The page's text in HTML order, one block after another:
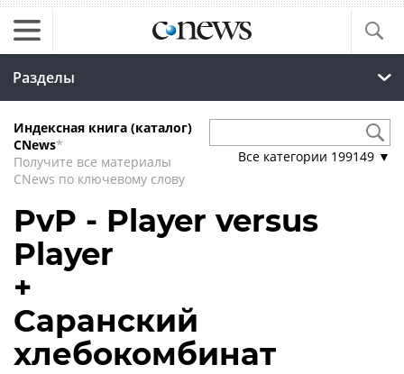
Разделы
Индексная книга (каталог)
CNews*
Получите все материалы
CNews по ключевому слову
Все категории 199149 ▼
PvP - Player versus
Player
+
Саранский
хлебокомбинат